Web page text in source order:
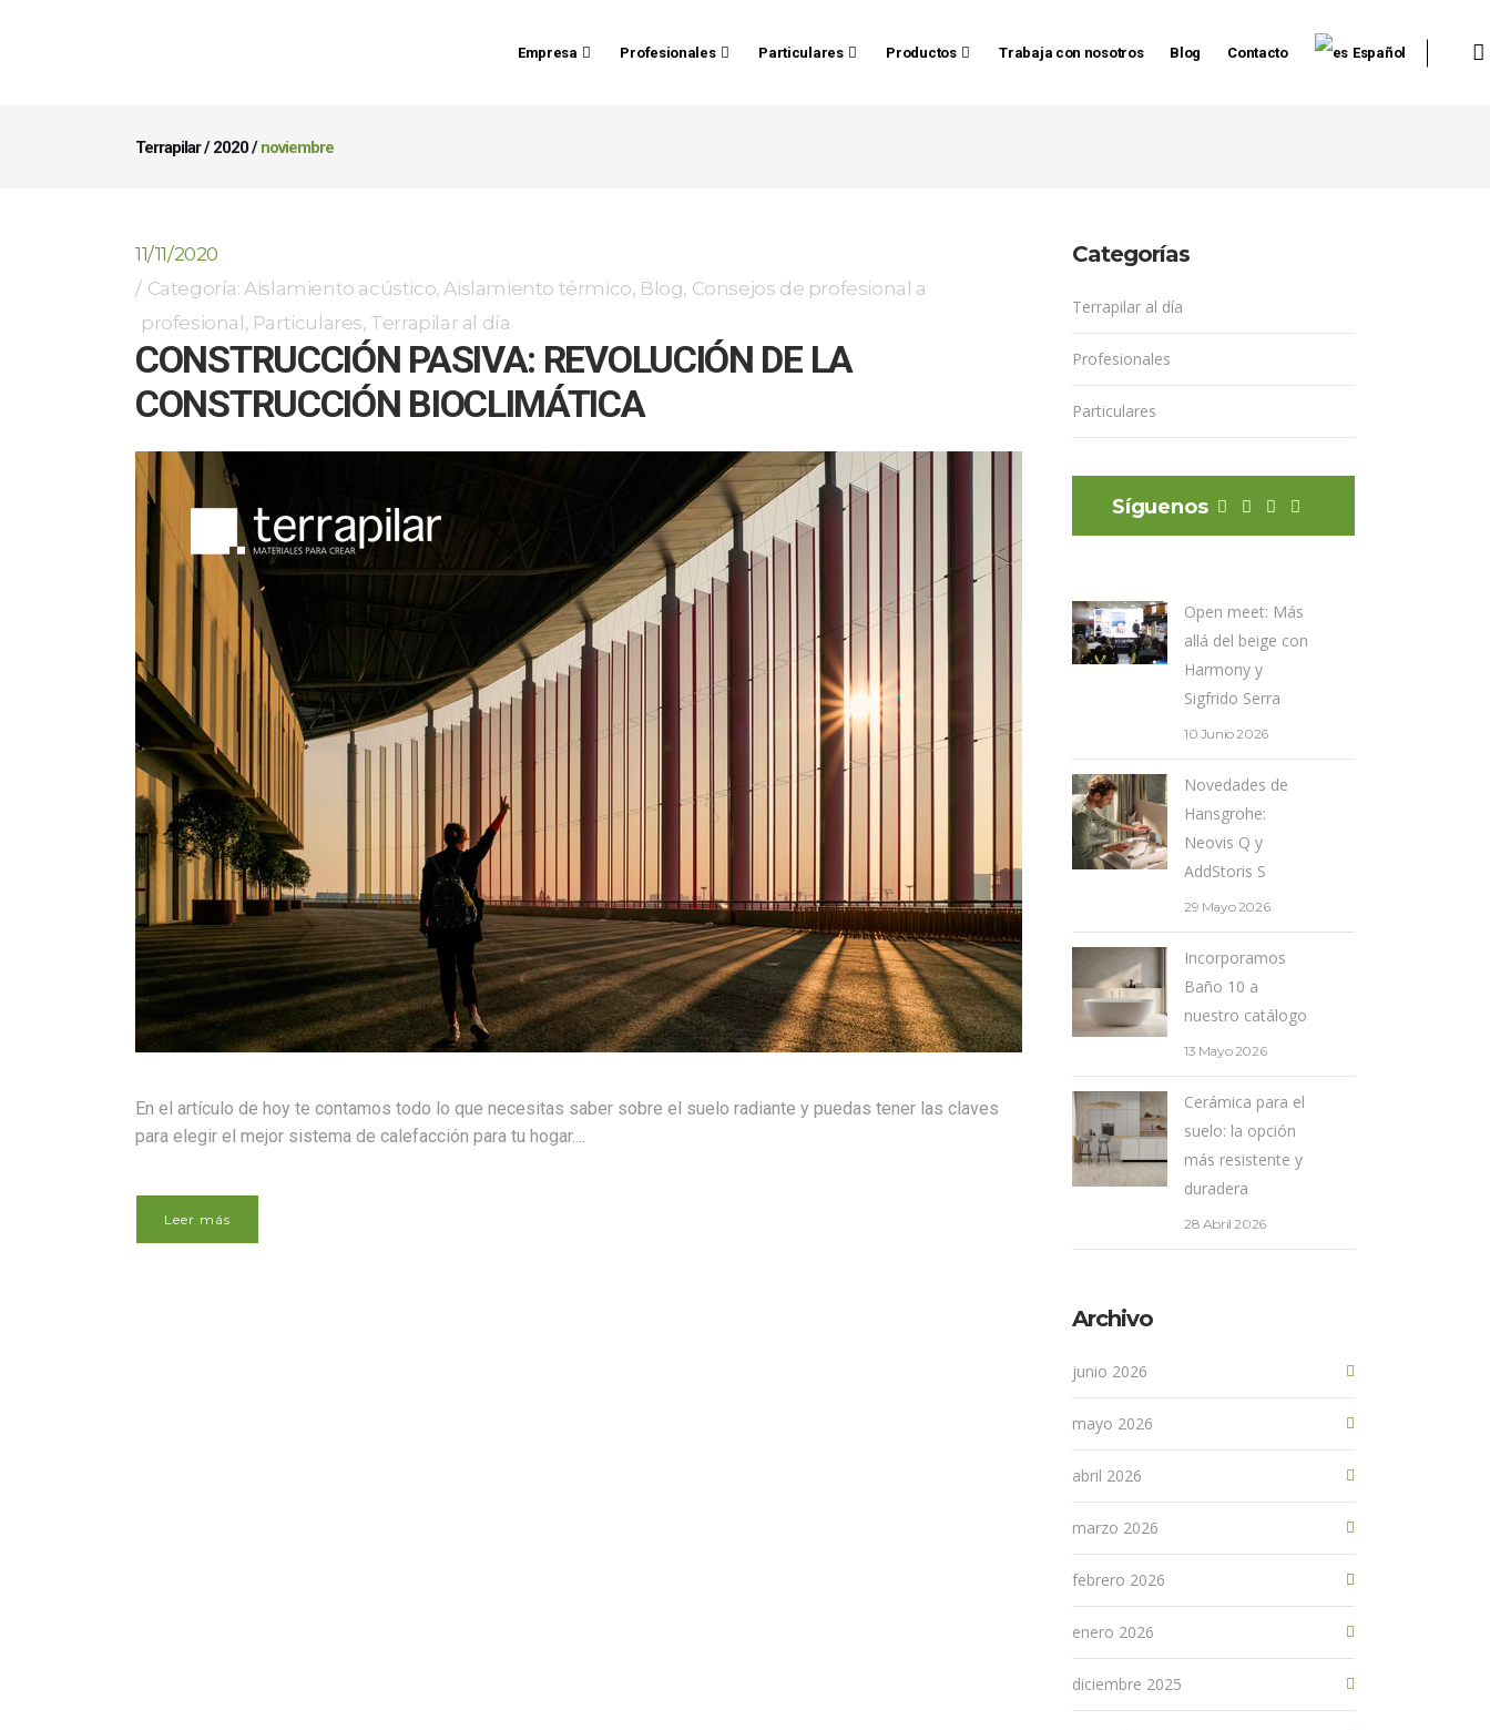
Empresa Profesionales Particulares Productos Trabaja con nosotros Blog Contacto Español
Terrapilar/2020/noviembre
11/11/2020
Categoría:Aislamiento acústico,Aislamiento térmico, Blog, Consejos de profesional a
profesional , Particulares, Terrapilar al día
CONSTRUCCIÓN PASIVA: REVOLUCIÓN DE LA
CONSTRUCCIÓN BIOCLIMÁTICA
En el artículo de hoy te contamos todo lo que necesitas saber sobre el suelo radiante y puedas tener las claves
para elegir el mejor sistema de calefacción para tu hogar....
Leer más
Categorías
Terrapilar al día
Profesionales
Particulares
Síguenos
Open meet: Más
allá del beige con
Harmony y
Sigfrido Serra
10 Junio 2026
Novedades de
Hansgrohe:
Neovis Q y
AddStoris S
29 Mayo 2026
Incorporamos
Baño 10 a
nuestro catálogo
13 Mayo 2026
Cerámica para el
suelo: la opción
más resistente y
duradera
28 Abril 2026
Archivo
junio 2026
mayo 2026
abril 2026
marzo 2026
febrero 2026
enero 2026
diciembre 2025